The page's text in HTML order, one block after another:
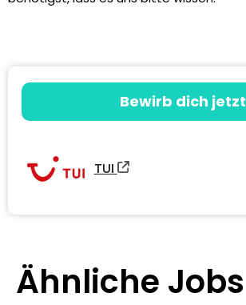
Bewirb dich jetzt
TUI
Ähnliche Jobs